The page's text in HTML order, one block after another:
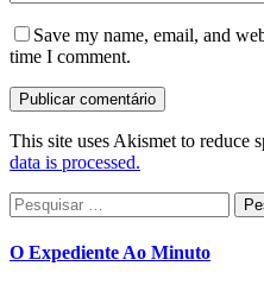
Save my name, email, and
time I comment.
This site uses Akismet to reduce
data is processed.
Pesquisar
por:
O Expediente Ao Minuto